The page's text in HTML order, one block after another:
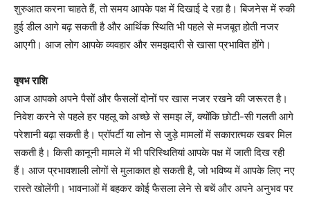
शुरुआत करना चाहते हैं, तो समय आपके पक्ष में दिखाई दे रहा है। बिजनेस में रुकी
हुई डील आगे बढ़ सकती है और आर्थिक स्थिति भी पहले से मजबूत होती नजर
आएगी। आज लोग आपके व्यवहार और समझदारी से खासा प्रभावित होंगे।
वृषभ राशि
आज आपको अपने पैसों और फैसलों दोनों पर खास नजर रखने की जरूरत है।
निवेश करने से पहले हर पहलू को अच्छे से समझ लें, क्योंकि छोटी-सी गलती आगे
परेशानी बढ़ा सकती है। प्रॉपर्टी या लोन से जुड़े मामलों में सकारात्मक खबर मिल
सकती है। किसी कानूनी मामले में भी परिस्थितियां आपके पक्ष में जाती दिख रही
हैं। आज प्रभावशाली लोगों से मुलाकात हो सकती है, जो भविष्य में आपके लिए नए
रास्ते खोलेंगी। भावनाओं में बहकर कोई फैसला लेने से बचें और अपने अनुभव पर